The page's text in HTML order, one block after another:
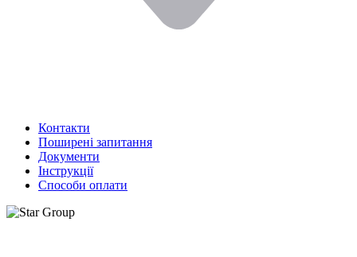
Контакти
Поширені запитання
Документи
Інструкції
Способи оплати